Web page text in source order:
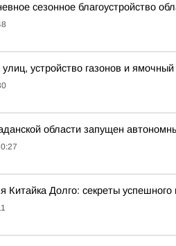
сезонное благоустройство
устройство газонов и
области запущен
Китайка Долго: секреты